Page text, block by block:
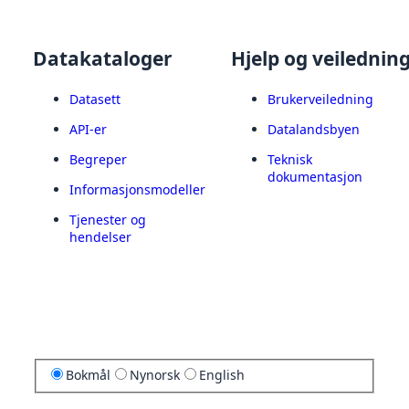
Datakataloger
Datasett
API-er
Begreper
Informasjonsmodeller
Tjenester og
hendelser
Hjelp og
Brukerveiledning
Datalandsbyen
Teknisk
dokumentasjon
Bokmål Nynorsk English